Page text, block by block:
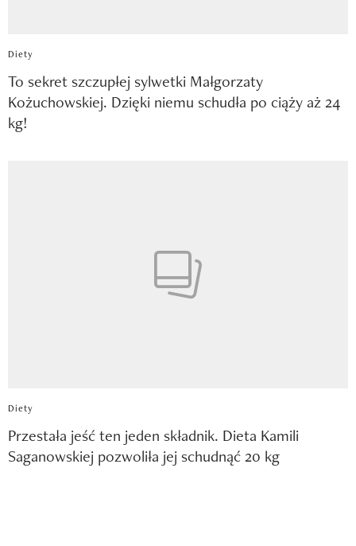
Diety
To sekret szczupłej sylwetki Małgorzaty
Kożuchowskiej. Dzięki niemu schudła po ciąży aż 24
kg!
Diety
Przestała jeść ten jeden składnik. Dieta Kamili
Saganowskiej pozwoliła jej schudnąć 20 kg